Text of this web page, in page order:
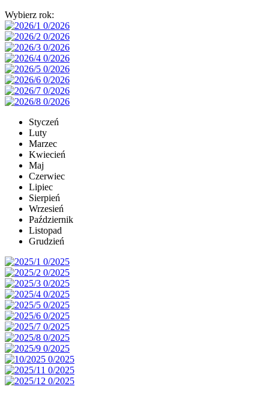
Wybierz rok:
Styczeń
Luty
Marzec
Kwiecień
Maj
Czerwiec
Lipiec
Sierpień
Wrzesień
Październik
Listopad
Grudzień